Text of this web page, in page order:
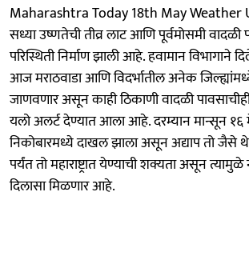
Maharashtra Today 18th May Weather
सध्या उष्णतेची तीव्र लाट आणि पूर्वमोसमी वादळी
परिस्थिती निर्माण झाली आहे. हवामान विभागाने
आज मराठवाडा आणि विदर्भातील अनेक
जाणवणार असून काही ठिकाणी वादळी
यलो अलर्ट देण्यात आला आहे. दरम्यान मान्सून १६
निकोबारमध्ये दाखल झाला असून अद्याप तो
पर्यंत तो महाराष्ट्रात येण्याची शक्यता असून त्यामुळे
दिलासा मिळणार आहे.